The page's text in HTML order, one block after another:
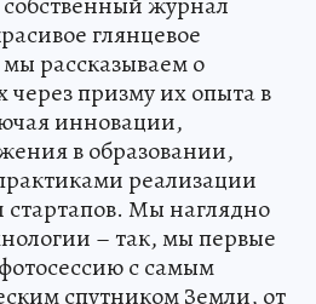
глянцевое
рассказываем о
призму их опыта в
инновации,
в образовании,
реализации
стартапов. Мы наглядно
– так, мы первые
с самым
спутником Земли, от